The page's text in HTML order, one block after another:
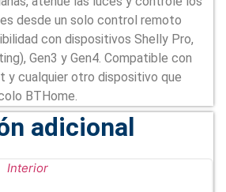
desde un solo control remoto
con dispositivos Shelly Pro,
Gen3 y Gen4. Compatible con
y cualquier otro dispositivo que
BTHome.
adicional
Interior